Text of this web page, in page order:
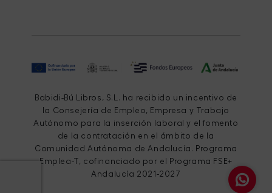
Babidi-Bú Libros, S.L. ha recibido un incentivo de
la Consejería de Empleo, Empresa y Trabajo
Autónomo para la inserción laboral y el fomento
de la contratación en el ámbito de la
Comunidad Autónoma de Andalucía. Programa
Emplea-T, cofinanciado por el Programa FSE+
Andalucía 2021-2027